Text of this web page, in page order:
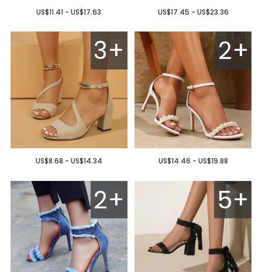
US$11.41 - US$17.63 US$17.45 - US$23.36
3+
US$8.68 - US$14.34
2+
US$14.46 - US$19.88
2+ 5+